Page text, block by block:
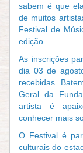
sabem é que
de muitos
Festival de
edição.
As inscrições
dia 03 de
recebidas.
Geral da
artista é
conhecer mais
O Festival é
culturais do